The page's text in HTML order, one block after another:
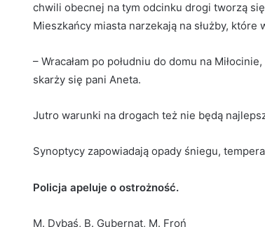
chwili obecnej na tym odcinku drogi tworzą
Mieszkańcy miasta narzekają na służby,
– Wracałam po południu do domu na
skarży się pani Aneta.
Jutro warunki na drogach też nie będą
Synoptycy zapowiadają opady śniegu,
Policja apeluje o ostrożność.
M. Dybaś, B. Gubernat, M. Froń